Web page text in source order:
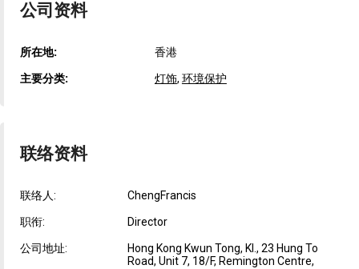
公司资料
所在地: 香港
主要分类: 灯饰, 环境保护
联络资料
联络人: ChengFrancis
职衔: Director
公司地址:
Hong Kong Kwun Tong, Kl., 23 Hung To
Road, Unit 7, 18/F, Remington Centre,